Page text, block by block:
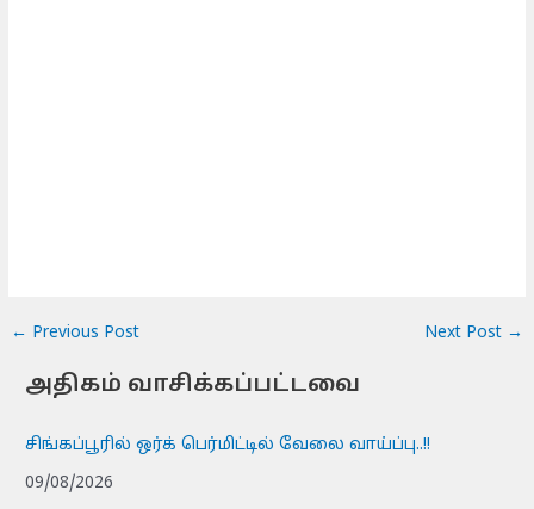
← Previous Post Next Post →
அதிகம் வாசிக்கப்பட்டவை
சிங்கப்பூரில் ஒர்க் பெர்மிட்டில் வேலை வாய்ப்பு..!!
09/08/2026